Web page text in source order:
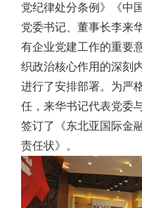
党纪律处分条例》《中
党委书记、董事长李来
有企业党建工作的重要
织政治核心作用的深刻
进行了安排部署。为严
任，来华书记代表党委
签订了《东北亚国际金
责任状》。